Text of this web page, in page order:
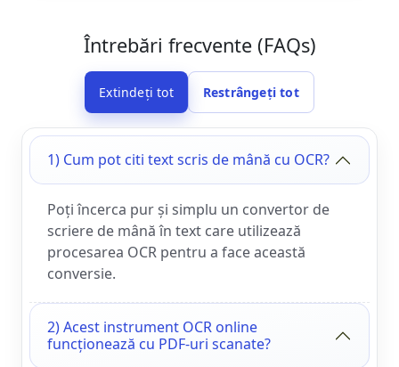
Întrebări frecvente (FAQs)
Extindeți tot Restrângeți tot
1) Cum pot citi text scris de mână cu OCR?
Poți încerca pur și simplu un convertor de
scriere de mână în text care utilizează
procesarea OCR pentru a face această
conversie.
2) Acest instrument OCR online
funcționează cu PDF-uri scanate?